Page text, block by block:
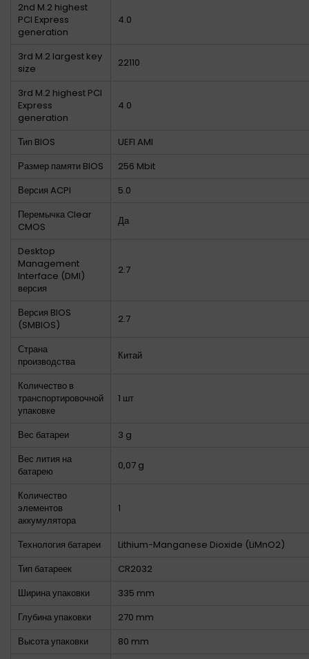
2nd M.2 highest
PCI Express
generation
4.0
3rd M.2 largest key
size
22110
3rd M.2 highest PCI
Express
generation
4.0
Тип BIOS
UEFI AMI
Размер памяти BIOS
256 Mbit
Версия ACPI
5.0
Перемычка Clear
CMOS
Да
Desktop
Management
Interface (DMI)
версия
2.7
Версия BIOS
(SMBIOS)
2.7
Страна
производства
Китай
Количество в
транспортировочной
упаковке
1 шт
Вес батареи
3 g
Вес лития на
батарею
0,07 g
Количество
элементов
аккумулятора
1
Технология батареи
Lithium-Manganese Dioxide (LiMnO2)
Тип батареек
CR2032
Ширина упаковки
335 mm
Глубина упаковки
270 mm
Высота упаковки
80 mm